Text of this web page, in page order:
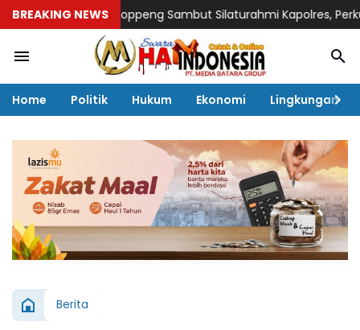
BREAKING NEWS
Soppeng Sambut Silaturahmi Kapolres, Perkuat Sinergi
Home Politik Hukum Ekonomi Lingkungan
Berita